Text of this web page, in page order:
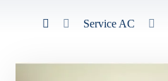
Service AC